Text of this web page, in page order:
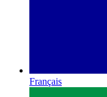
Français